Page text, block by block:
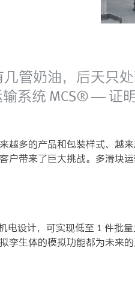
管奶油，后天只
系统 MCS® — 证
越多的产品和包装样式、越
户带来了巨大挑战。多滑块
电设计，可实现低至 1 件批
孪生体的模拟功能都为未来